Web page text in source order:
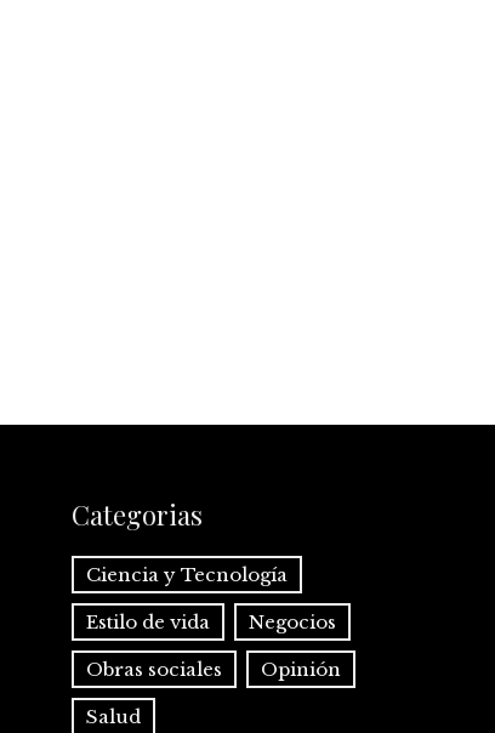
Categorias
Ciencia y Tecnología
Estilo de vida Negocios
Obras sociales Opinión
Salud